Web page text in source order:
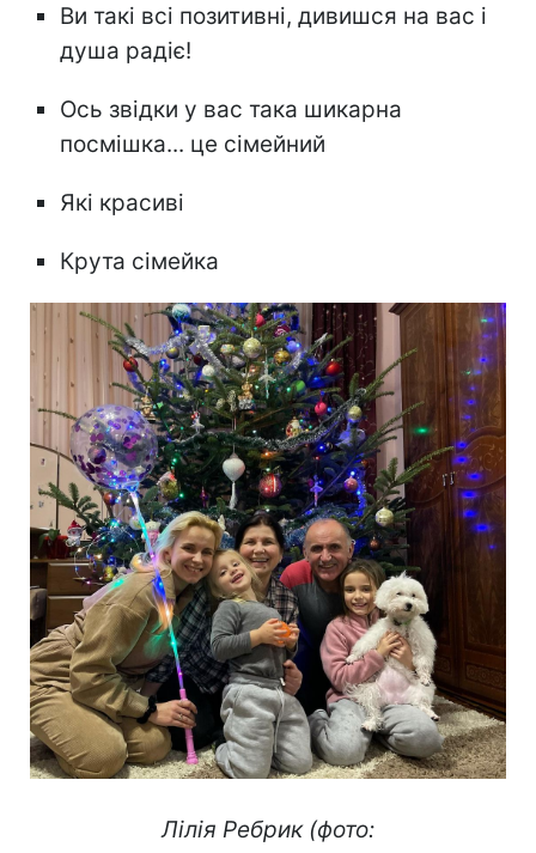
Ви такі всі позитивні, дивишся на вас і
душа радіє!
Ось звідки у вас така шикарна
посмішка... це сімейний
Які красиві
Крута сімейка
Лілія Ребрик (фото: